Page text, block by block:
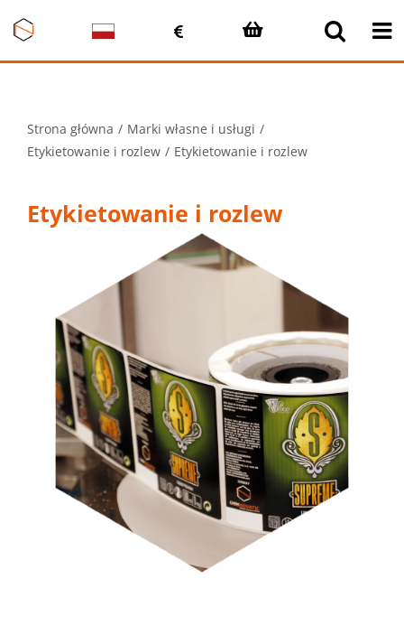
do
zawartości
Strona główna
Marki własne i usługi
Etykietowanie i rozlew
Etykietowanie i rozlew
Etykietowanie i rozlew